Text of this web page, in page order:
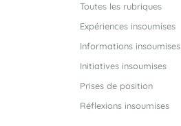
Toutes les rubriques
Expériences insoumises
Informations insoumises
Initiatives insoumises
Prises de position
Réflexions insoumises